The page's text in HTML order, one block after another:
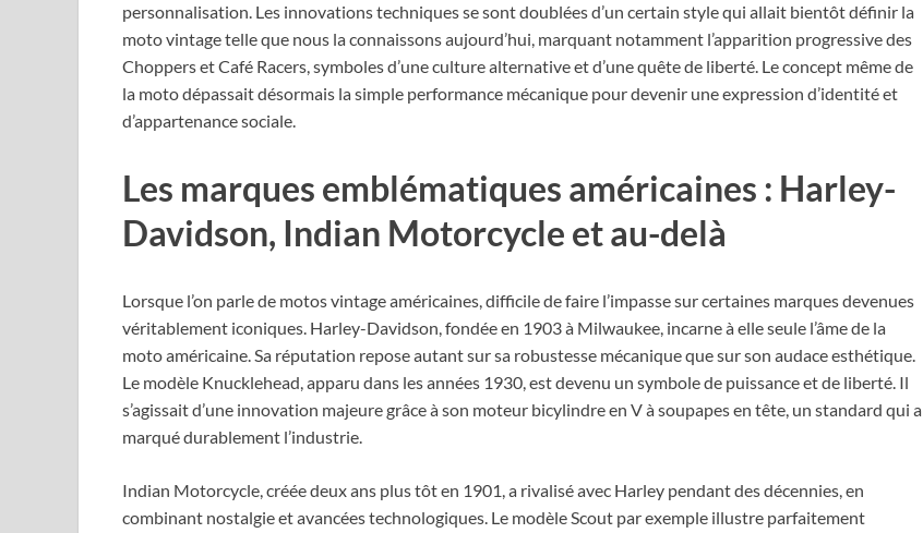
personnalisation. Les innovations techniques se sont doublées d’un certain style qui allait bientôt définir la
moto vintage telle que nous la connaissons aujourd’hui, marquant notamment l’apparition progressive des
Choppers et Café Racers, symboles d’une culture alternative et d’une quête de liberté. Le concept même de
la moto dépassait désormais la simple performance mécanique pour devenir une expression d’identité et
d’appartenance sociale.
Les marques emblématiques américaines : Harley-
Davidson, Indian Motorcycle et au-delà
Lorsque l’on parle de motos vintage américaines, difficile de faire l’impasse sur certaines marques devenues
véritablement iconiques. Harley-Davidson, fondée en 1903 à Milwaukee, incarne à elle seule l’âme de la
moto américaine. Sa réputation repose autant sur sa robustesse mécanique que sur son audace esthétique.
Le modèle Knucklehead, apparu dans les années 1930, est devenu un symbole de puissance et de liberté. Il
s’agissait d’une innovation majeure grâce à son moteur bicylindre en V à soupapes en tête, un standard qui a
marqué durablement l’industrie.
Indian Motorcycle, créée deux ans plus tôt en 1901, a rivalisé avec Harley pendant des décennies, en
combinant nostalgie et avancées technologiques. Le modèle Scout par exemple illustre parfaitement